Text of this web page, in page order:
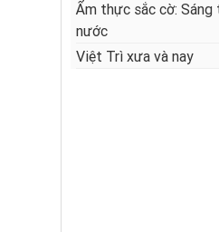
Ẩm thực sắc cờ:
nước
Việt Trì xưa và nay